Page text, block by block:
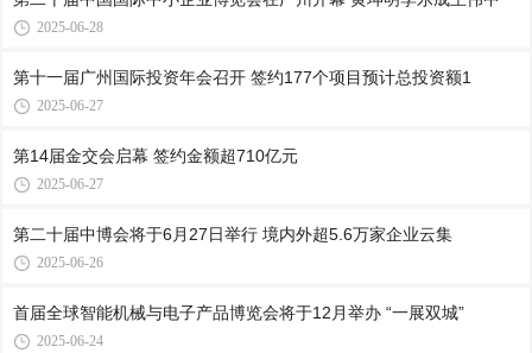
2025-06-28
第十一届广州国际投资年会召开 签约177个项目预计总投资额1
2025-06-27
第14届金交会启幕 签约金额超710亿元
2025-06-27
第二十届中博会将于6月27日举行 境内外超5.6万家企业云集
2025-06-26
首届全球智能机械与电子产品博览会将于12月举办 “一展双城”
2025-06-24